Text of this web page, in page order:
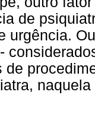
de
urgência.
de